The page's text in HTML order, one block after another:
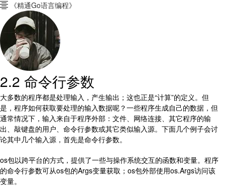
 《精通Go语言编程》
2.2 命令行参数
大多数的程序都是处理输入，产生输出；这也正是“计算”的定义。但
是，程序如何获取要处理的输入数据呢？一些程序生成自己的数据，但
通常情况下，输入来自于程序外部：文件、网络连接、其它程序的输
出、敲键盘的用户、命令行参数或其它类似输入源。下面几个例子会讨
论其中几个输入源，首先是命令行参数。
os包以跨平台的方式，提供了一些与操作系统交互的函数和变量。程序
的命令行参数可从os包的Args变量获取；os包外部使用os.Args访问该
变量。